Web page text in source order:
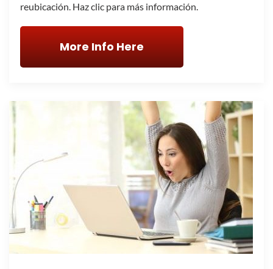
reubicación. Haz clic para más información.
More Info Here